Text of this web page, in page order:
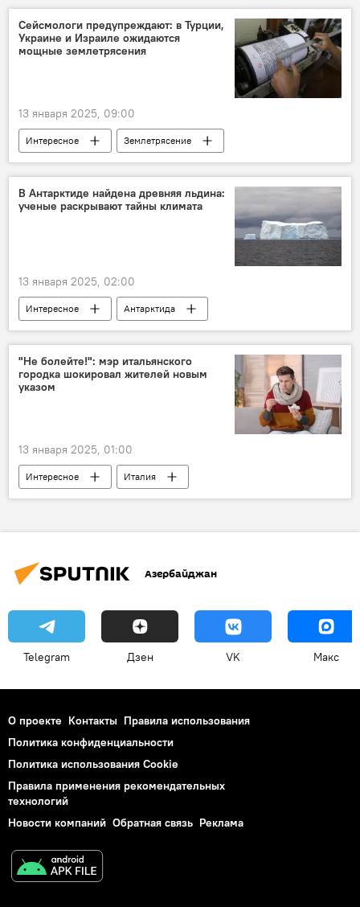
Ильхам Алиев
Военная сфера
Россия
Россия
США
Сейсмологи предупреждают: в Турции,
Украине и Израиле ожидаются
мощные землетрясения
13 января 2025, 09:00
Интересное
Землетрясение
Сейсмология
Турция
Сирия
Иран
Израиль
Вспышка
Солнце
Магнитная буря
В Антарктиде найдена древняя льдина:
ученые раскрывают тайны климата
13 января 2025, 02:00
Интересное
Антарктида
Исследование
ЕС
Климат
Температура
"Не болейте!": мэр итальянского
городка шокировал жителей новым
указом
13 января 2025, 01:00
Интересное
Италия
здравоохранение
Указ
Азербайджан
Telegram Дзен VK Макс
О проекте Контакты Правила использования
Политика конфиденциальности
Политика использования Cookie
Правила применения рекомендательных
технологий
Новости компаний Обратная связь Реклама